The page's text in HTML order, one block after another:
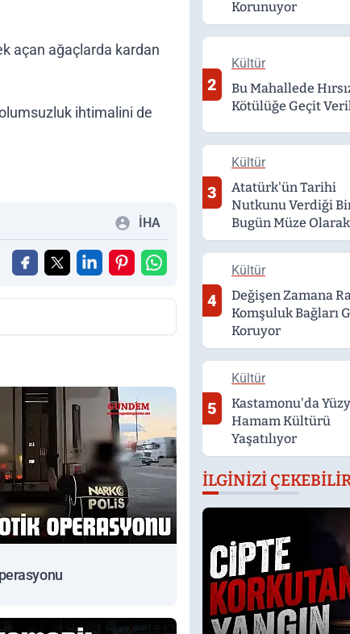
açan ağaçlarda kardan
ihtimalini de
İHA
Korunuyor
2
Kültür
Bu Mahallede
Kötülüğe Geçit
3
Kültür
Atatürk'ün Tarihi
Nutkunu Verdiği
Bugün Müze Olarak
Hizmet Veriyor
4
Kültür
Değişen Zamana
Komşuluk Bağları
Koruyor
5
Kültür
Kastamonu'da
Hamam Kültürü
Yaşatılıyor
İLGINIZI